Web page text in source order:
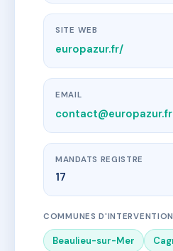
SITE WEB
europazur.fr/
EMAIL
contact@europazur.fr
MANDATS REGISTRE
17
COMMUNES
Beaulieu-sur-Mer